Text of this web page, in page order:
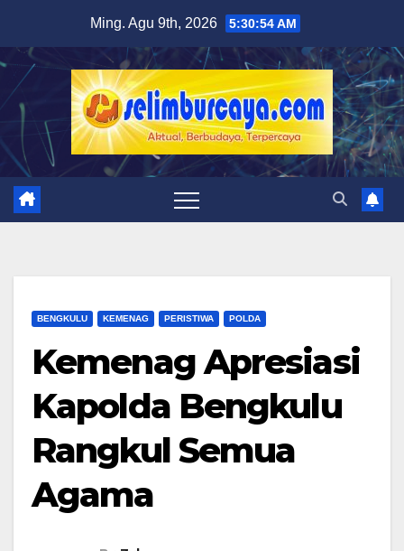
content
Ming. Agu 9th, 2026 5:30:55 AM
BENGKULU KEMENAG PERISTIWA POLDA
Kemenag Apresiasi
Kapolda Bengkulu
Rangkul Semua
Agama